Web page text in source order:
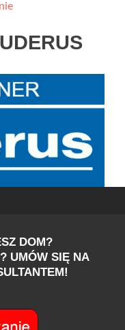
DOM?
UMÓW SIĘ NA